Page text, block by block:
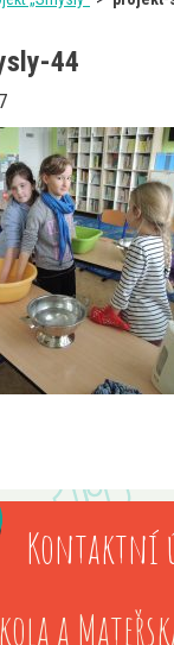
44
Kontaktní
a